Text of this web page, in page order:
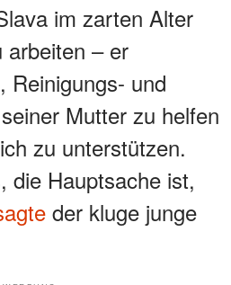
im zarten Alter
arbeiten – er
Reinigungs- und
Mutter zu helfen
zu unterstützen.
die Hauptsache ist,
der kluge junge